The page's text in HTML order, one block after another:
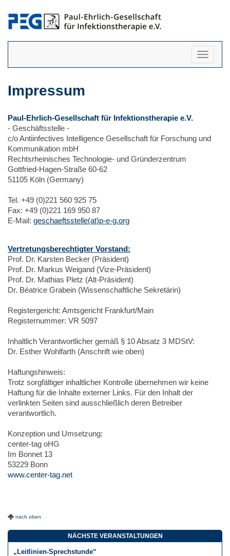
anzeigen
Impressum
Paul-Ehrlich-Gesellschaft für Infektionstherapie e.V.
- Geschäftsstelle -
c/o Antiinfectives Intelligence Gesellschaft für Forschung und
Kommunikation mbH
Rechtsrheinisches Technologie- und Gründerzentrum
Gottfried-Hagen-Straße 60-62
51105 Köln (Germany)
Tel. +49 (0)221 560 925 75
Fax: +49 (0)221 169 950 87
E-Mail: geschaeftsstelle(at)p-e-g.org
Vertretungsberechtigter Vorstand:
Prof. Dr. Karsten Becker (Präsident)
Prof. Dr. Markus Weigand (Vize-Präsident)
Prof. Dr. Mathias Pletz (Alt-Präsident)
Dr. Béatrice Grabein (Wissenschaftliche Sekretärin)
Registergericht: Amtsgericht Frankfurt/Main
Registernummer: VR 5097
Inhaltlich Verantwortlicher gemäß § 10 Absatz 3 MDStV:
Dr. Esther Wohlfarth (Anschrift wie oben)
Haftungshinweis:
Trotz sorgfältiger inhaltlicher Kontrolle übernehmen wir keine
Haftung für die Inhalte externer Links. Für den Inhalt der
verlinkten Seiten sind ausschließlich deren Betreiber
verantwortlich.
Konzeption und Umsetzung:
center-tag oHG
Im Bonnet 13
53229 Bonn
www.center-tag.net
nach oben
NÄCHSTE VERANSTALTUNGEN
„Leitlinien-Sprechstunde“